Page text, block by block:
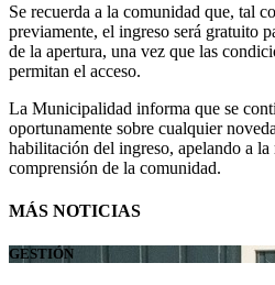
Se recuerda a la comunidad que, tal
previamente, el ingreso será gratuito
de la apertura, una vez que las
permitan el acceso.
La Municipalidad informa que se
oportunamente sobre cualquier
habilitación del ingreso, apelando a
comprensión de la comunidad.
MÁS NOTICIAS
GESTIÓN